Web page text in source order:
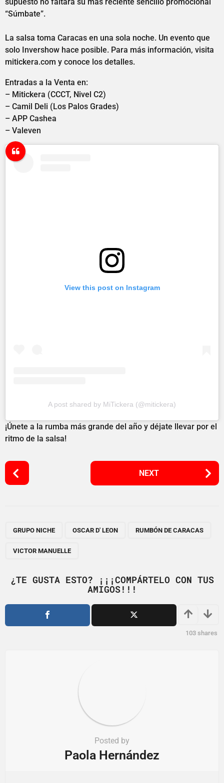
“Súmbate”.
La salsa toma Caracas en una sola noche. Un evento que
solo Invershow hace posible. Para más información, visita
mitickera.com y conoce los detalles.
Entradas a la Venta en:
– Mitickera (CCCT, Nivel C2)
– Camil Deli (Los Palos Grades)
– APP Cashea
– Valeven
View this post on Instagram
A post shared by MiTickera (@mitickera)
¡Únete a la rumba más grande del año y déjate llevar por el
ritmo de la salsa!
P
o
i
o
NEXT
GRUPO NICHE OSCAR D' LEON RUMBÓN DE CARACAS
VICTOR MANUELLE
¿TE GUSTA ESTO? ¡¡¡COMPÁRTELO CON TUS
AMIGOS!!!
103 shares
Posted by
Paola Hernández